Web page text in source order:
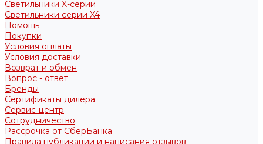
Светильники X-серии
Светильники серии X4
Помощь
Покупки
Условия оплаты
Условия доставки
Возврат и обмен
Вопрос - ответ
Бренды
Сертификаты дилера
Сервис-центр
Сотрудничество
Рассрочка от СберБанка
Правила публикации и написания отзывов